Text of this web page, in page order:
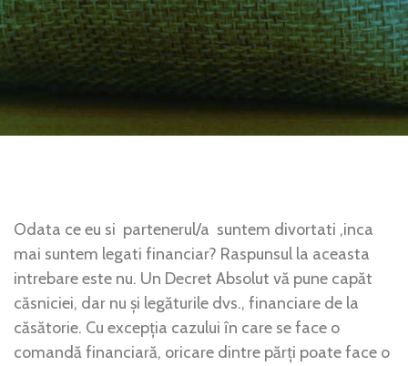
Odata ce eu si partenerul/a suntem divortati ,inca
mai suntem legati financiar? Raspunsul la aceasta
intrebare este nu. Un Decret Absolut vă pune capăt
căsniciei, dar nu și legăturile dvs., financiare de la
căsătorie. Cu excepția cazului în care se face o
comandă financiară, oricare dintre părți poate face o